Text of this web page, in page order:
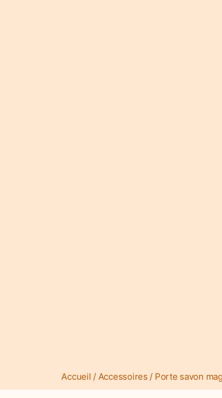
Accueil / Accessoires / Porte savon